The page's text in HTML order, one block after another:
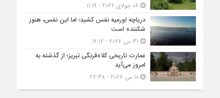
دریاچه اورمیه نفس کشید؛ اما این نفس، هنوز
شکننده است
عمارت تاریخی کلاه‌فرنگی تبریز؛ از گذشته به
امروز می‌آید
10 می 2026 - 22:38